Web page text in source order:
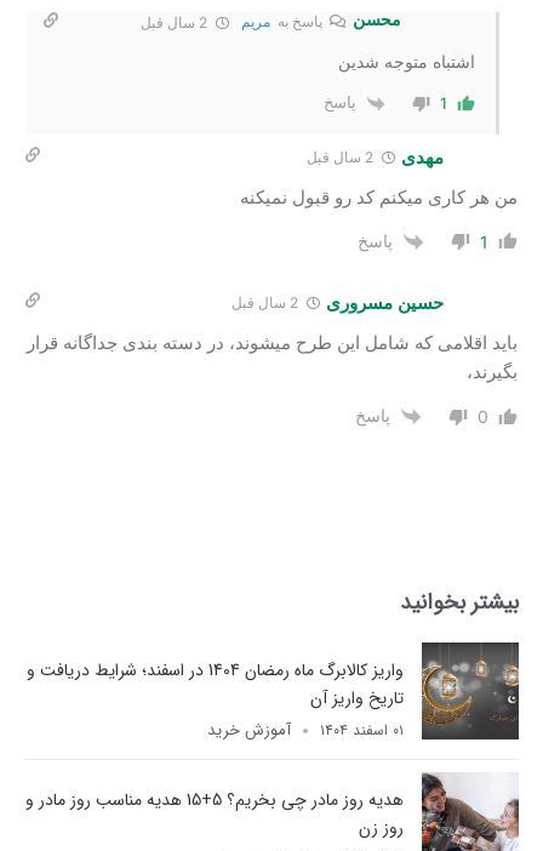
محسن پاسخ به مریم
اشتباه متوجه شدین
1 پاسخ
مهدی
من هر کاری میکنم کد رو قبول نمیکنه
1 پاسخ
حسین مسروری
باید اقلامی که شامل این طرح میشوند، در دسته بندی جداگانه قرار
بگیرند،
0 پاسخ
بیشتر بخوانید
واریز کالابرگ ماه رمضان 1404 در اسفند؛ شرایط دریافت و
تاریخ واریز آن
۰۱ اسفند ۱۴۰۴ آموزش خرید
هدیه روز مادر چی بخریم؟ 5+15 هدیه مناسب روز مادر و
روز زن